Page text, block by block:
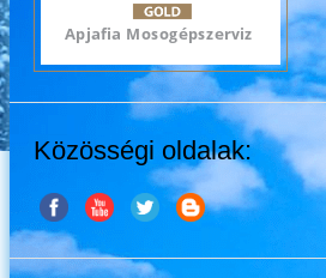
Közösségi oldalak: